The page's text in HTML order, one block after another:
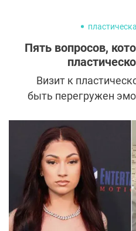
Пять вопросов,
Визит к
быть перегружен
перед приемом, но
задать вопрос,
улетучиваются.
стеснение или